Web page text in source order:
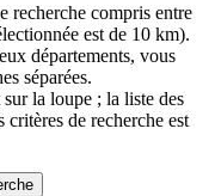
recherche compris entre
est de 10 km).
départements, vous
séparées.
la loupe ; la liste des
de recherche est